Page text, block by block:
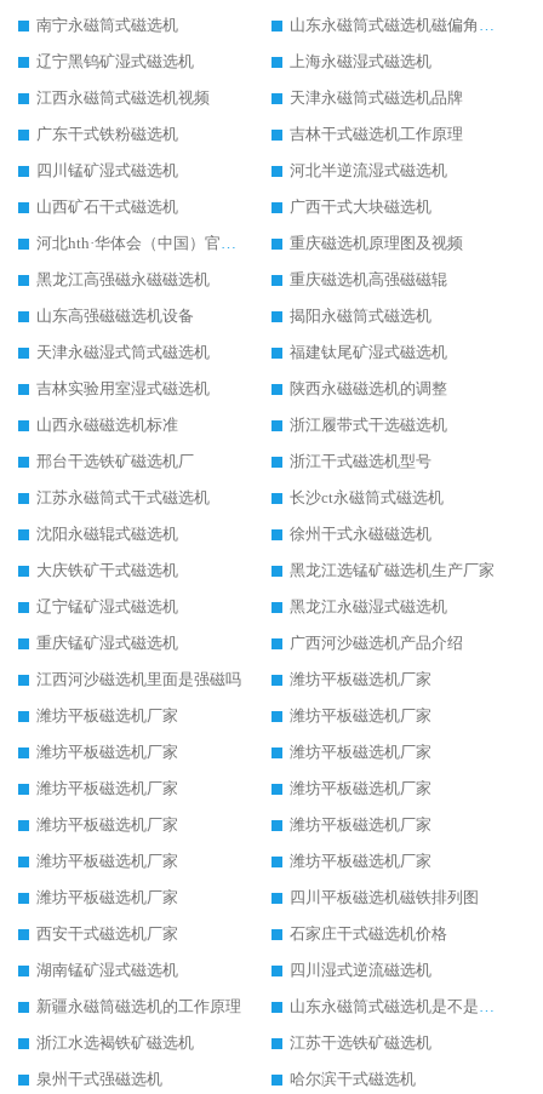
南宁永磁筒式磁选机
山东永磁筒式磁选机磁偏角怎么调整
辽宁黑钨矿湿式磁选机
上海永磁湿式磁选机
江西永磁筒式磁选机视频
天津永磁筒式磁选机品牌
广东干式铁粉磁选机
吉林干式磁选机工作原理
四川锰矿湿式磁选机
河北半逆流湿式磁选机
山西矿石干式磁选机
广西干式大块磁选机
河北hth·华体会（中国）官方网站-hth.com 工作视频
重庆磁选机原理图及视频
黑龙江高强磁永磁磁选机
重庆磁选机高强磁磁辊
山东高强磁磁选机设备
揭阳永磁筒式磁选机
天津永磁湿式筒式磁选机
福建钛尾矿湿式磁选机
吉林实验用室湿式磁选机
陕西永磁磁选机的调整
山西永磁磁选机标准
浙江履带式干选磁选机
邢台干选铁矿磁选机厂
浙江干式磁选机型号
江苏永磁筒式干式磁选机
长沙ct永磁筒式磁选机
沈阳永磁辊式磁选机
徐州干式永磁磁选机
大庆铁矿干式磁选机
黑龙江选锰矿磁选机生产厂家
辽宁锰矿湿式磁选机
黑龙江永磁湿式磁选机
重庆锰矿湿式磁选机
广西河沙磁选机产品介绍
江西河沙磁选机里面是强磁吗
潍坊平板磁选机厂家
潍坊平板磁选机厂家
潍坊平板磁选机厂家
潍坊平板磁选机厂家
潍坊平板磁选机厂家
潍坊平板磁选机厂家
潍坊平板磁选机厂家
潍坊平板磁选机厂家
潍坊平板磁选机厂家
潍坊平板磁选机厂家
潍坊平板磁选机厂家
潍坊平板磁选机厂家
四川平板磁选机磁铁排列图
西安干式磁选机厂家
石家庄干式磁选机价格
湖南锰矿湿式磁选机
四川湿式逆流磁选机
新疆永磁筒磁选机的工作原理
山东永磁筒式磁选机是不是强磁
浙江水选褐铁矿磁选机
江苏干选铁矿磁选机
泉州干式强磁选机
哈尔滨干式磁选机